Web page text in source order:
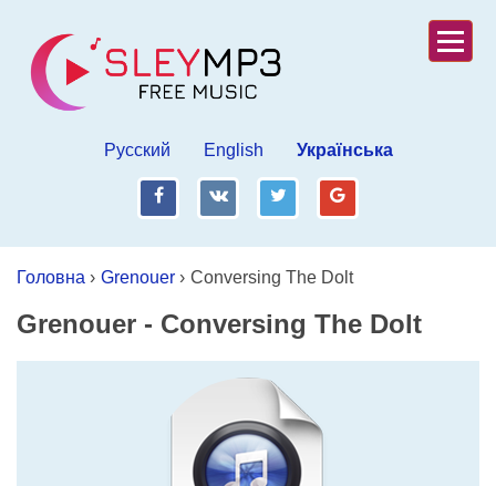
Русский English Українська
fb vk tw gp
Головна › Grenouer › Conversing The Dolt
Grenouer - Conversing The Dolt